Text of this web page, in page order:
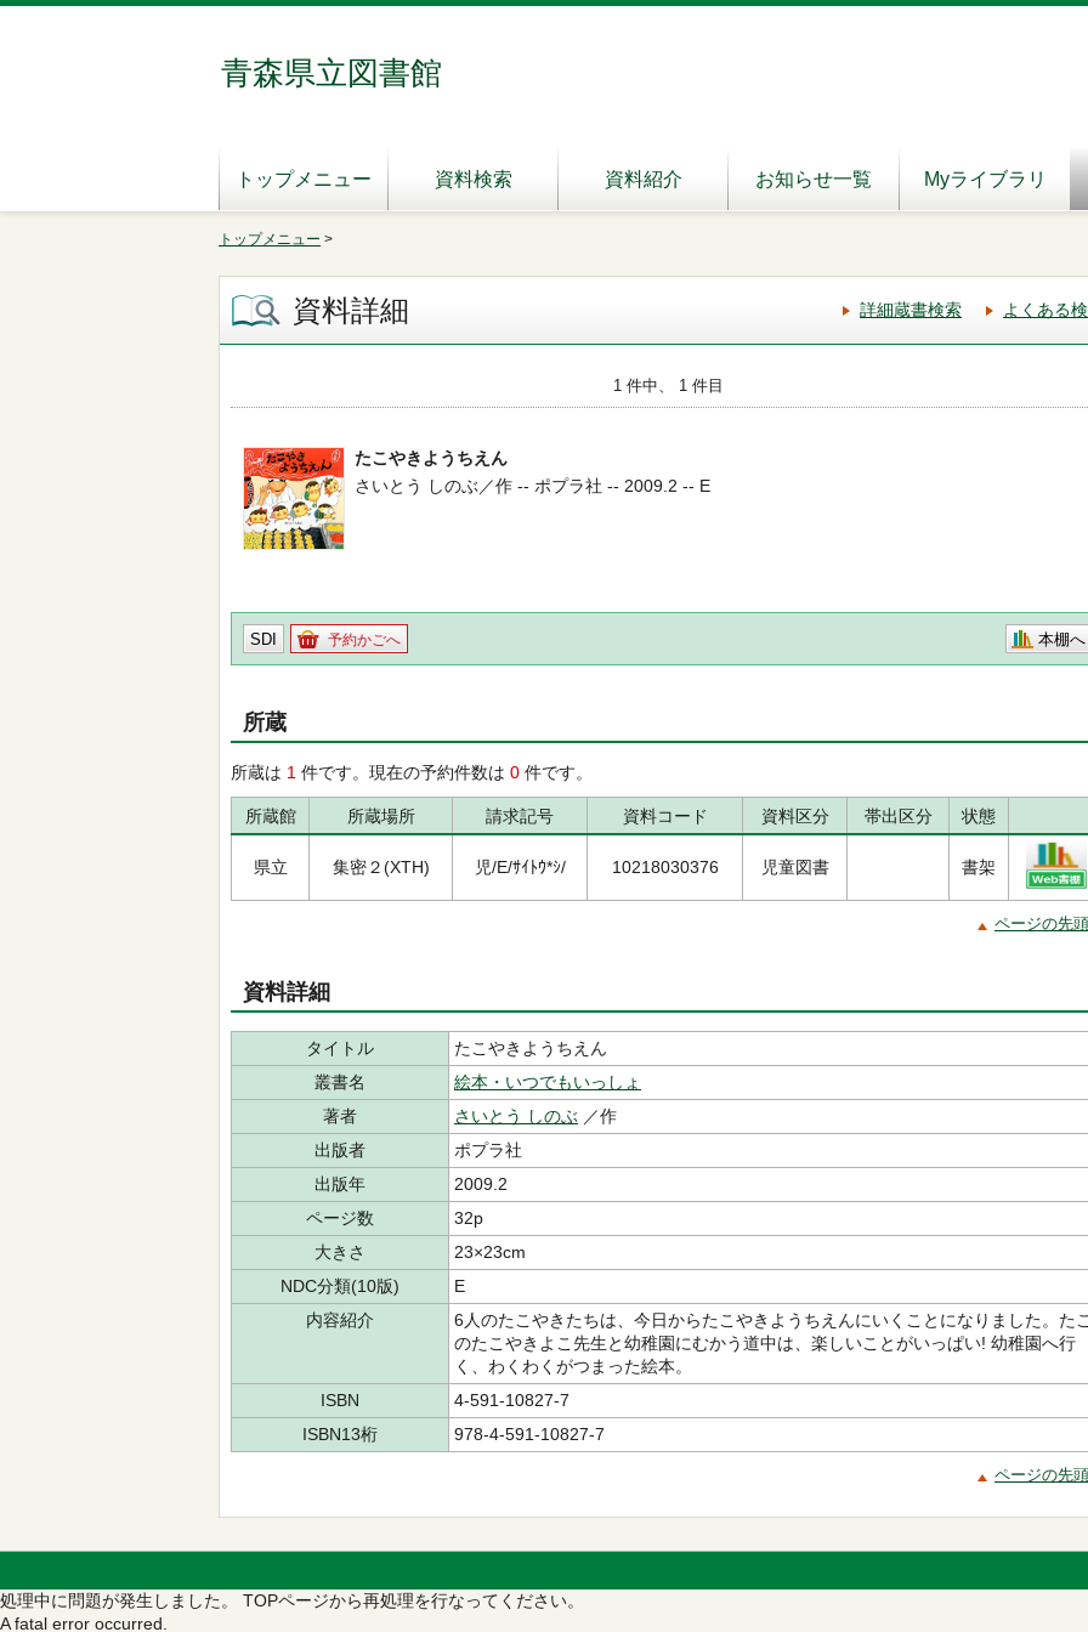
青森県立図書館
トップメニュー 資料検索 資料紹介 お知らせ一覧 Myライブラリ
トップメニュー >
資料詳細 詳細蔵書検索 よくある
1 件中、 1 件目
たこやきようちえん
さいとう しのぶ／作 -- ポプラ社 -- 2009.2 -- E
SDI 予約かごへ 本棚へ
所蔵
所蔵は 1 件です。現在の予約件数は 0 件です。
所蔵館 所蔵場所 請求記号 資料コード 資料区分 帯出区分 状態
県立 集密２(XTH) 児/E/ｻｲﾄｳ*ｼ/ 10218030376 児童図書 書架
ページの先
資料詳細
タイトル
たこやきようちえん
叢書名
絵本・いつでもいっしょ
著者
さいとう しのぶ ／作
出版者
ポプラ社
出版年
2009.2
ページ数
32p
大きさ
23×23cm
NDC分類(10版)
E
内容紹介
6人のたこやきたちは、今日からたこやきようちえんにいくことになりました。た
のたこやきよこ先生と幼稚園にむかう道中は、楽しいことがいっぱい! 幼稚園へ行
く、わくわくがつまった絵本。
ISBN
4-591-10827-7
ISBN13桁
978-4-591-10827-7
ページの先
処理中に問題が発生しました。 TOPページから再処理を行なってください。
A fatal error occurred.